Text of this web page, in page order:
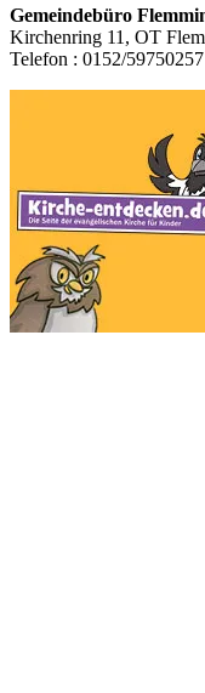
Gemeindebüro
Kirchenring 11, OT
Telefon : 0152/